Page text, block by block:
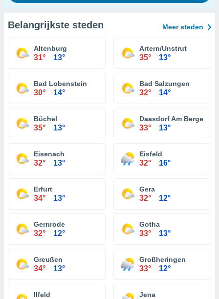
Belangrijkste steden Meer steden
Altenburg
31° 13°
Artern/Unstrut
35° 13°
Bad Lobenstein
30° 14°
Bad Salzungen
32° 14°
Büchel
35° 13°
Daasdorf Am Berge
33° 13°
Eisenach
32° 13°
Eisfeld
32° 16°
Erfurt
34° 13°
Gera
32° 12°
Gernrode
32° 12°
Gotha
33° 13°
Greußen
34° 13°
Großheringen
33° 12°
Ilfeld Jena